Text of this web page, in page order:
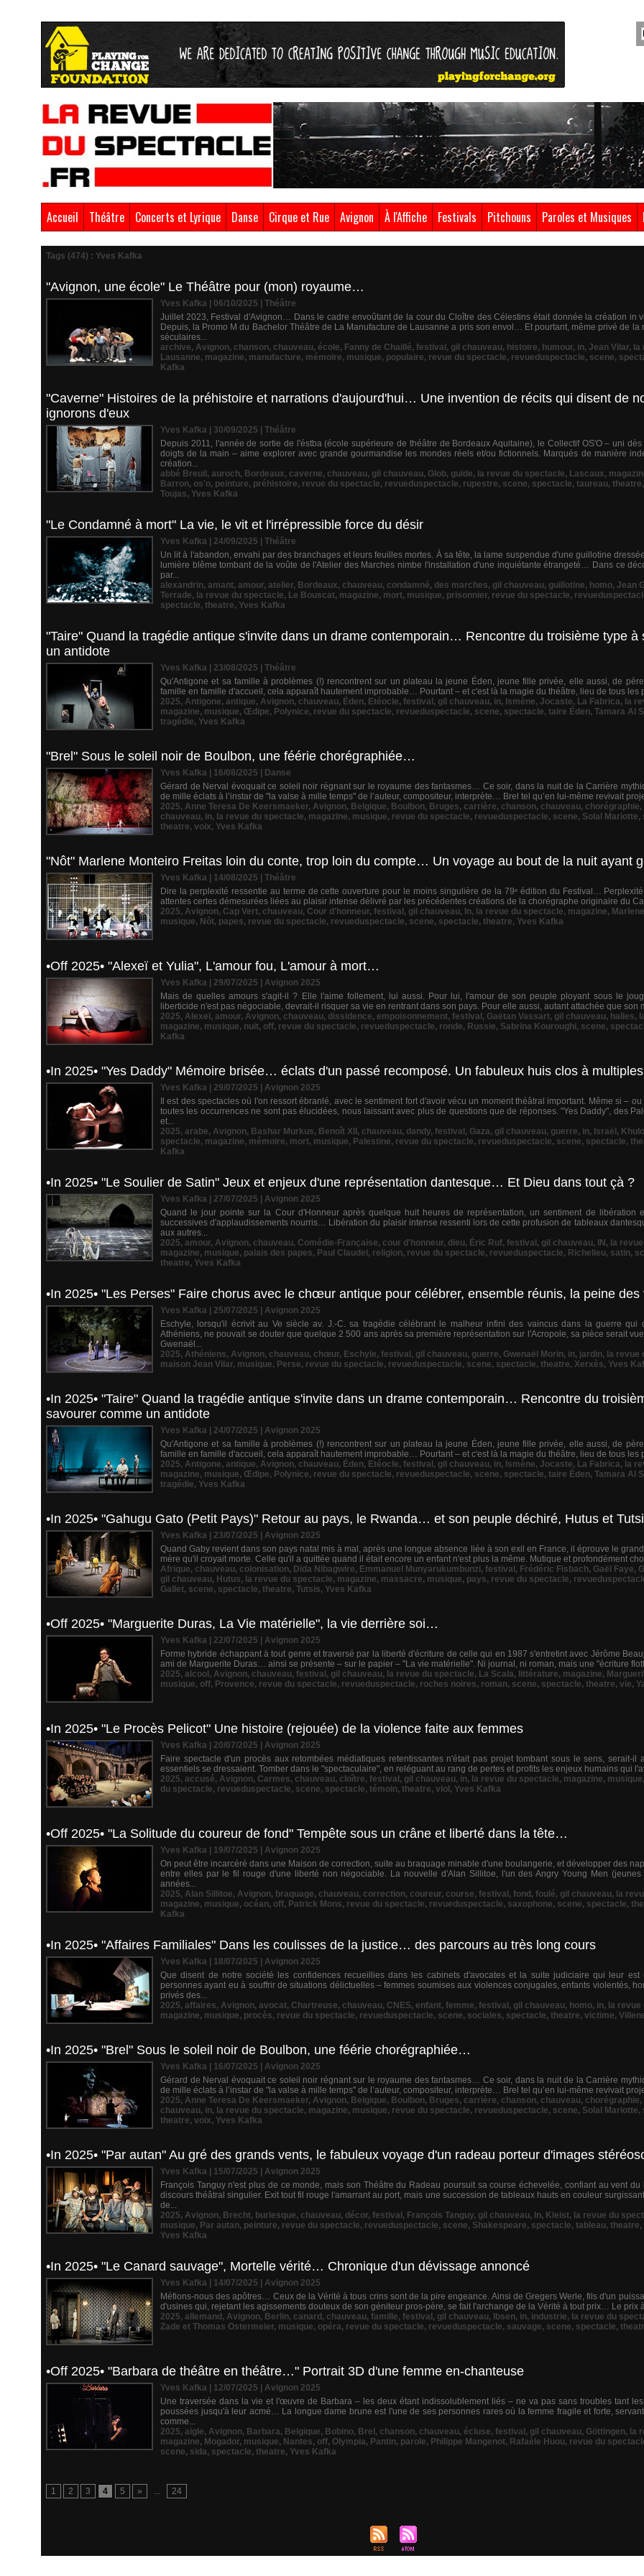
Accueil Théâtre Concerts et Lyrique Danse Cirque et Rue Avignon À l'Affiche Festivals Pitchouns Paroles et Musiques
Tags (474) : Yves Kafka
"Avignon, une école" Le Théâtre pour (mon) royaume…
Yves Kafka | 06/10/2025
Théâtre
Juillet 2023, Festival d'Avignon… Dans le cadre envoûtant de la cour du Cloître des Célestins était donnée la création in
Depuis, la Promo M du Bachelor Théâtre de La Manufacture de Lausanne a pris son envol… Et pourtant, même privé de la
séculaires...
archive, Avignon, chanson, chauveau, école, Fanny de Chaillé, festival , gil chauveau, histoire, humour, in, Jean Vilar, la
Lausanne, magazine, manufacture, mémoire, musique, populaire, revue du spectacle, revueduspectacle, scene,
Kafka
"Caverne" Histoires de la préhistoire et narrations d'aujourd'hui… Une invention de récits qui disent de
ignorons d'eux
Yves Kafka | 30/09/2025
Théâtre
Depuis 2011, l'année de sortie de l'éstba (école supérieure de théâtre de Bordeaux Aquitaine), le Collectif OS'O – uni
doigts de la main – aime explorer avec grande gourmandise les mondes réels et/ou fictionnels. Marqués de manière
création...
abbé Breuil , auroch, Bordeaux, caverne, chauveau, gil chauveau, Glob, guide, la revue du spectacle, Lascaux,
Barron, os'o, peinture, préhistoire, revue du spectacle, revueduspectacle, rupestre, scene, spectacle, taureau, theatre,
Toujas, Yves Kafka
"Le Condamné à mort" La vie, le vit et l'irrépressible force du désir
Yves Kafka | 24/09/2025
Théâtre
Un lit à l'abandon, envahi par des branchages et leurs feuilles mortes. À sa tête, la lame suspendue d'une guillotine
lumière blême tombant de la voûte de l'Atelier des Marches nimbe l'installation d'une inquiétante étrangeté… Dans ce
par...
alexandrin, amant, amour, atelier, Bordeaux, chauveau, condamné, des marches, gil chauveau, guillotine, homo, Jean
Terrade, la revue du spectacle, Le Bouscat, magazine, mort, musique, prisonnier, revue du spectacle,
spectacle, theatre, Yves Kafka
"Taire" Quand la tragédie antique s'invite dans un drame contemporain… Rencontre du troisième type à
un antidote
Yves Kafka | 23/08/2025
Théâtre
Qu'Antigone et sa famille à problèmes (!) rencontrent sur un plateau la jeune Éden, jeune fille privée, elle aussi, de
famille en famille d'accueil, cela apparaît hautement improbable… Pourtant – et c'est là la magie du théâtre, lieu de tous les
2025, Antigone, antique, Avignon, chauveau, Éden, Etéocle, festival , gil chauveau, in, Ismène, Jocaste, La Fabrica, la
magazine, musique, Œdipe, Polynice, revue du spectacle, revueduspectacle, scene, spectacle, taire Éden, Tamara Al
tragédie, Yves Kafka
"Brel" Sous le soleil noir de Boulbon, une féérie chorégraphiée…
Yves Kafka | 16/08/2025
Danse
Gérard de Nerval évoquait ce soleil noir régnant sur le royaume des fantasmes… Ce soir, dans la nuit de la Carrière
de mille éclats à l’instar de "la valse à mille temps" de l’auteur, compositeur, interprète… Brel tel qu’en lui-même revivait
2025, Anne Teresa De Keersmaeker, Avignon, Belgique, Boulbon, Bruges, carrière, chanson, chauveau, chorégraphie,
chauveau, in, la revue du spectacle, magazine, musique, revue du spectacle, revueduspectacle, scene, Solal Mariotte,
theatre, voix, Yves Kafka
"Nôt" Marlene Monteiro Freitas loin du conte, trop loin du compte… Un voyage au bout de la nuit ayant
Yves Kafka | 14/08/2025
Théâtre
Dire la perplexité ressentie au terme de cette ouverture pour le moins singulière de la 79ᵉ édition du Festival…
attentes certes démesurées liées au plaisir intense délivré par les précédentes créations de la chorégraphe originaire du
2025, Avignon, Cap Vert, chauveau, Cour d'honneur, festival , gil chauveau, In, la revue du spectacle, magazine, Marlene
musique, Nôt, papes, revue du spectacle, revueduspectacle, scene, spectacle, theatre, Yves Kafka
•Off 2025• "Alexeï et Yulia", L'amour fou, L'amour à mort…
Yves Kafka | 29/07/2025
Avignon 2025
Mais de quelles amours s'agit-il ? Elle l'aime follement, lui aussi. Pour lui, l'amour de son peuple ployant sous le
liberticide n'est pas négociable, devrait-il risquer sa vie en rentrant dans son pays. Pour elle aussi, autant attachée que son
2025, Alexeï, amour, Avignon, chauveau, dissidence, empoisonnement, festival , Gaëtan Vassart, gil chauveau, halles,
magazine, musique, nuit, off, revue du spectacle, revueduspectacle, ronde, Russie, Sabrina Kouroughi, scene,
Kafka
•In 2025• "Yes Daddy" Mémoire brisée… éclats d'un passé recomposé. Un fabuleux huis clos à
Yves Kafka | 29/07/2025
Avignon 2025
Il est des spectacles où l'on ressort ébranlé, avec le sentiment fort d'avoir vécu un moment théâtral important. Même si –
toutes les occurrences ne sont pas élucidées, nous laissant avec plus de questions que de réponses. "Yes Daddy", des
et...
2025, arabe, Avignon, Bashar Murkus, Benoît XII , chauveau, dandy, festival , Gaza, gil chauveau, guerre, in, Israël ,
spectacle, magazine, mémoire, mort, musique, Palestine, revue du spectacle, revueduspectacle, scene, spectacle,
Kafka
•In 2025• "Le Soulier de Satin" Jeux et enjeux d'une représentation dantesque… Et Dieu dans tout çà ?
Yves Kafka | 27/07/2025
Avignon 2025
Quand le jour pointe sur la Cour d'Honneur après quelque huit heures de représentation, un sentiment de libération
successives d'applaudissements nourris… Libération du plaisir intense ressenti lors de cette profusion de tableaux
aux autres...
2025, amour, Avignon, chauveau, Comédie-Française, cour d'honneur, dieu, Éric Ruf, festival , gil chauveau, IN , la
magazine, musique, palais des papes, Paul Claudel , religion, revue du spectacle, revueduspectacle, Richelieu, satin,
theatre, Yves Kafka
•In 2025• "Les Perses" Faire chorus avec le chœur antique pour célébrer, ensemble réunis, la peine
Yves Kafka | 25/07/2025
Avignon 2025
Eschyle, lorsqu'il écrivit au Ve siècle av. J.-C. sa tragédie célébrant le malheur infini des vaincus dans la guerre qui
Athéniens, ne pouvait se douter que quelque 2 500 ans après sa première représentation sur l'Acropole, sa pièce serait
Gwenaël...
2025, Athéniens, Avignon, chauveau, chœur, Eschyle, festival , gil chauveau, guerre, Gwenaël Morin, in, jardin, la revue
maison Jean Vilar, musique, Perse, revue du spectacle, revueduspectacle, scene, spectacle, theatre, Xerxès, Yves
•In 2025• "Taire" Quand la tragédie antique s'invite dans un drame contemporain… Rencontre du
savourer comme un antidote
Yves Kafka | 24/07/2025
Avignon 2025
Qu'Antigone et sa famille à problèmes (!) rencontrent sur un plateau la jeune Éden, jeune fille privée, elle aussi, de
famille en famille d'accueil, cela apparaît hautement improbable… Pourtant – et c'est là la magie du théâtre, lieu de tous les
2025, Antigone, antique, Avignon, chauveau, Éden, Etéocle, festival , gil chauveau, in, Ismène, Jocaste, La Fabrica, la
magazine, musique, Œdipe, Polynice, revue du spectacle, revueduspectacle, scene, spectacle, taire Éden, Tamara Al
tragédie, Yves Kafka
•In 2025• "Gahugu Gato (Petit Pays)" Retour au pays, le Rwanda… et son peuple déchiré, Hutus et
Yves Kafka | 23/07/2025
Avignon 2025
Quand Gaby revient dans son pays natal mis à mal, après une longue absence liée à son exil en France, il éprouve le
mère qu'il croyait morte. Celle qu'il a quittée quand il était encore un enfant n'est plus la même. Mutique et profondément
Afrique, chauveau, colonisation, Dida Nibagwire, Emmanuel Munyarukumbunzi, festival , Frédéric Fisbach, Gaël Faye,
gil chauveau, Hutus, la revue du spectacle, magazine, massacre, musique, pays, revue du spectacle,
Gallet, scene, spectacle, theatre, Tutsis, Yves Kafka
•Off 2025• "Marguerite Duras, La Vie matérielle", la vie derrière soi…
Yves Kafka | 22/07/2025
Avignon 2025
Forme hybride échappant à tout genre et traversé par la liberté d'écriture de celle qui en 1987 s'entretint avec Jérôme
ami de Marguerite Duras… ainsi se présente – sur le papier – "La vie matérielle". Ni journal, ni roman, mais une "écriture
2025, alcool , Avignon, chauveau, festival , gil chauveau, la revue du spectacle, La Scala, littérature, magazine,
musique, off, Provence, revue du spectacle, revueduspectacle, roches noires, roman, scene, spectacle, theatre, vie,
•In 2025• "Le Procès Pelicot" Une histoire (rejouée) de la violence faite aux femmes
Yves Kafka | 20/07/2025
Avignon 2025
Faire spectacle d'un procès aux retombées médiatiques retentissantes n'était pas projet tombant sous le sens, serait-
essentiels se dressaient. Tomber dans le "spectaculaire", en reléguant au rang de pertes et profits les enjeux humains qui
2025, accusé, Avignon, Carmes, chauveau, cloître, festival , gil chauveau, in, la revue du spectacle, magazine, musique,
du spectacle, revueduspectacle, scene, spectacle, témoin, theatre, viol , Yves Kafka
•Off 2025• "La Solitude du coureur de fond" Tempête sous un crâne et liberté dans la tête…
Yves Kafka | 19/07/2025
Avignon 2025
On peut être incarcéré dans une Maison de correction, suite au braquage minable d'une boulangerie, et développer des
entre elles par le fil rouge d'une liberté non négociable. La nouvelle d'Alan Sillitoe, l'un des Angry Young Men
années...
2025, Alan Sillitoe, Avignon, braquage, chauveau, correction, coureur, course, festival , fond , foulé, gil chauveau, la
magazine, musique, océan, off, Patrick Mons, revue du spectacle, revueduspectacle, saxophone, scene, spectacle,
Kafka
•In 2025• "Affaires Familiales" Dans les coulisses de la justice… des parcours au très long cours
Yves Kafka | 18/07/2025
Avignon 2025
Que disent de notre société les confidences recueillies dans les cabinets d'avocates et la suite judiciaire qui leur
personnes ayant eu à souffrir de situations délictuelles – femmes soumises aux violences conjugales, enfants violentés,
privés des...
2025, affaires, Avignon, avocat, Chartreuse, chauveau, CNES, enfant, femme, festival , gil chauveau, homo, in, la
magazine, musique, procès, revue du spectacle, revueduspectacle, scene, sociales, spectacle, theatre, victime,
•In 2025• "Brel" Sous le soleil noir de Boulbon, une féérie chorégraphiée…
Yves Kafka | 16/07/2025
Avignon 2025
Gérard de Nerval évoquait ce soleil noir régnant sur le royaume des fantasmes… Ce soir, dans la nuit de la Carrière
de mille éclats à l’instar de "la valse à mille temps" de l’auteur, compositeur, interprète… Brel tel qu’en lui-même revivait
2025, Anne Teresa De Keersmaeker, Avignon, Belgique, Boulbon, Bruges, carrière, chanson, chauveau, chorégraphie,
chauveau, in, la revue du spectacle, magazine, musique, revue du spectacle, revueduspectacle, scene, Solal Mariotte,
theatre, voix, Yves Kafka
•In 2025• "Par autan" Au gré des grands vents, le fabuleux voyage d'un radeau porteur d'images
Yves Kafka | 15/07/2025
Avignon 2025
François Tanguy n'est plus de ce monde, mais son Théâtre du Radeau poursuit sa course échevelée, confiant au vent du
discours théâtral singulier. Exit tout fil rouge l'amarrant au port, mais une succession de tableaux hauts en couleur
de...
2025, Avignon, Brecht, burlesque, chauveau, décor, festival , François Tanguy, gil chauveau, In, Kleist, la revue du
musique, Par autan, peinture, revue du spectacle, revueduspectacle, scene, Shakespeare, spectacle, tableau, theatre,
Yves Kafka
•In 2025• "Le Canard sauvage", Mortelle vérité… Chronique d'un dévissage annoncé
Yves Kafka | 14/07/2025
Avignon 2025
Méfions-nous des apôtres… Ceux de la Vérité à tous crins sont de la pire engeance. Ainsi de Gregers Werle, fils d'un
d'usines qui, rejetant les agissements douteux de son géniteur pros-père, se fait l'archange de la Vérité à tout prix… Le prix
2025, allemand , Avignon, Berlin, canard , chauveau, famille, festival , gil chauveau, Ibsen, in, industrie, la revue du
Zade et Thomas Ostermeier, musique, opéra, revue du spectacle, revueduspectacle, sauvage, scene, spectacle,
•Off 2025• "Barbara de théâtre en théâtre…" Portrait 3D d'une femme en-chanteuse
Yves Kafka | 12/07/2025
Avignon 2025
Une traversée dans la vie et l'œuvre de Barbara – les deux étant indissolublement liés – ne va pas sans troubles tant
poussées jusqu'à leur acmé… La longue dame brune est l'une de ses personnes rares où la femme fragile et forte,
comme...
2025, aigle, Avignon, Barbara, Belgique, Bobino, Brel , chanson, chauveau, écluse, festival , gil chauveau, Göttingen, la
magazine, Mogador, musique, Nantes, off, Olympia, Pantin, parole, Philippe Mangenot, Rafaèle Huou, revue du
scene, sida, spectacle, theatre, Yves Kafka
1 2 3 4 5 » ... 24